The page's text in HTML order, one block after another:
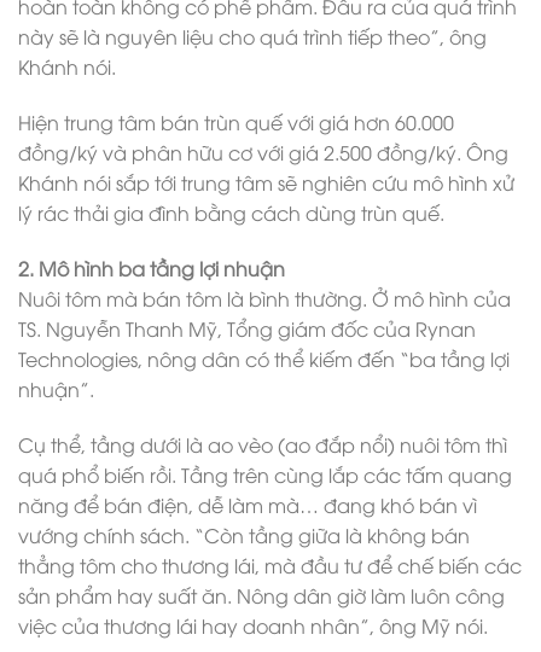
hoàn toàn không có phế phẩm. Đầu ra của quá trình
này sẽ là nguyên liệu cho quá trình tiếp theo”, ông
Khánh nói.
Hiện trung tâm bán trùn quế với giá hơn 60.000
đồng/ký và phân hữu cơ với giá 2.500 đồng/ký. Ông
Khánh nói sắp tới trung tâm sẽ nghiên cứu mô hình xử
lý rác thải gia đình bằng cách dùng trùn quế.
2. Mô hình ba tầng lợi nhuận
Nuôi tôm mà bán tôm là bình thường. Ở mô hình của
TS. Nguyễn Thanh Mỹ, Tổng giám đốc của Rynan
Technologies, nông dân có thể kiếm đến “ba tầng lợi
nhuận”.
Cụ thể, tầng dưới là ao vèo (ao đắp nổi) nuôi tôm thì
quá phổ biến rồi. Tầng trên cùng lắp các tấm quang
năng để bán điện, dễ làm mà… đang khó bán vì
vướng chính sách. “Còn tầng giữa là không bán
thẳng tôm cho thương lái, mà đầu tư để chế biến các
sản phẩm hay suất ăn. Nông dân giờ làm luôn công
việc của thương lái hay doanh nhân”, ông Mỹ nói.